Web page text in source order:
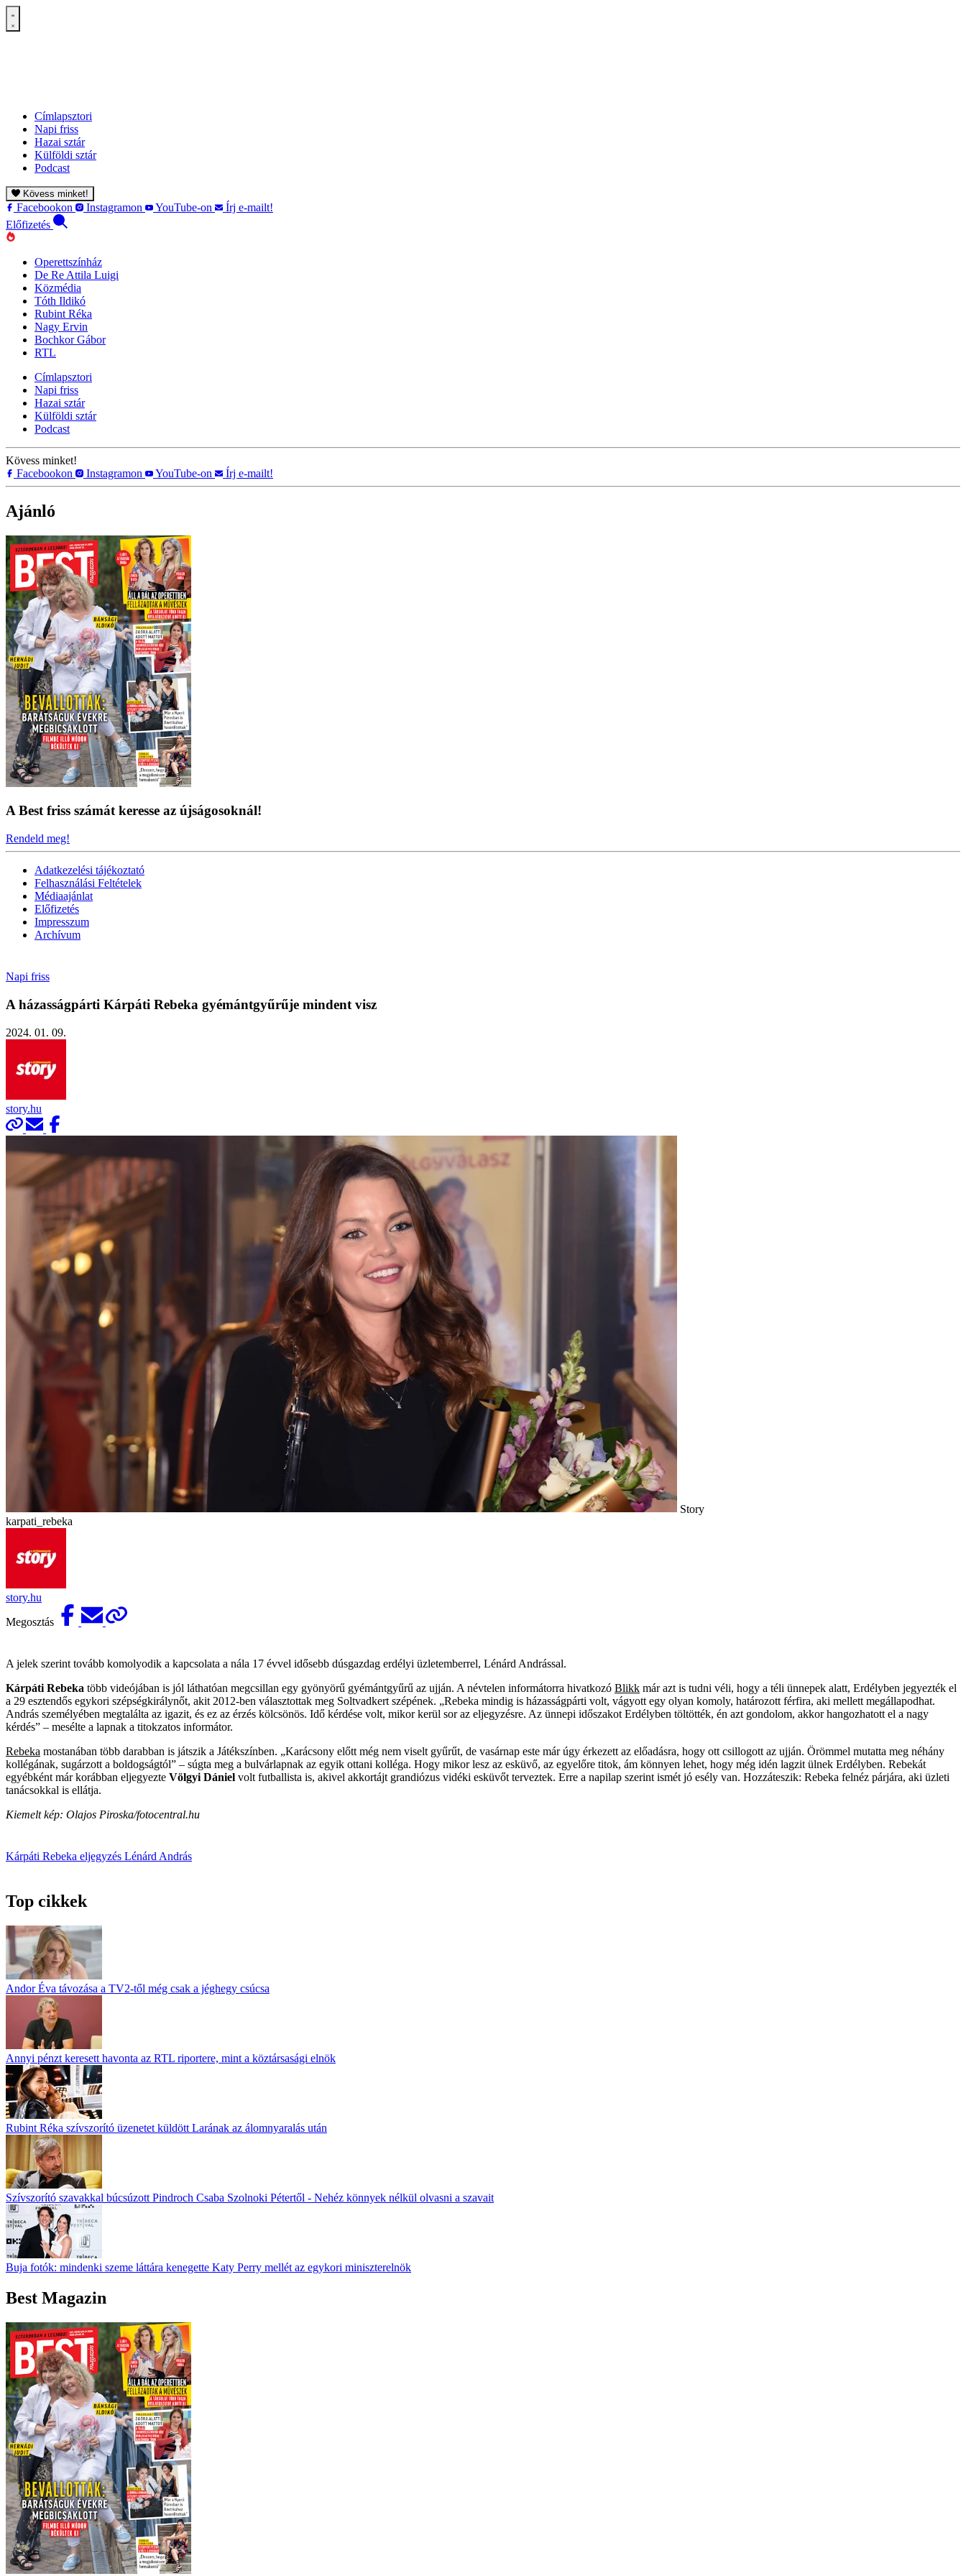
Címlapsztori
Napi friss
Hazai sztár
Külföldi sztár
Podcast
Kövess minket!
Facebookon Instagramon YouTube-on
Írj e-mailt!
Előfizetés
Operettszínház
De Re Attila Luigi
Közmédia
Tóth Ildikó
Rubint Réka
Nagy Ervin
Bochkor Gábor
RTL
Címlapsztori
Napi friss
Hazai sztár
Külföldi sztár
Podcast
Kövess minket!
Facebookon
Instagramon YouTube-on Írj e-mailt!
Ajánló
A Best friss számát keresse az újságosoknál!
Rendeld meg!
Adatkezelési tájékoztató
Felhasználási Feltételek
Médiaajánlat
Előfizetés
Impresszum
Archívum
Napi friss
A házasságpárti Kárpáti Rebeka gyémántgyűrűje mindent visz
2024. 01. 09.
story.hu
Story
karpati_rebeka
story.hu
Megosztás
A jelek szerint tovább komolyodik a kapcsolata a nála 17 évvel idősebb dúsgazdag erdélyi üzletemberrel, Lénárd Andrással.
Kárpáti Rebeka több videójában is jól láthatóan megcsillan egy gyönyörű gyémántgyűrű az ujján. A névtelen informátorra hivatkozó Blikk már azt is tudni véli, hogy a téli ünnepek alatt, Erdélyben jegyezték el
a 29 esztendős egykori szépségkirálynőt, akit 2012-ben választottak meg Soltvadkert szépének. „Rebeka mindig is házasságpárti volt, vágyott egy olyan komoly, határozott férfira, aki mellett megállapodhat.
András személyében megtalálta az igazit, és ez az érzés kölcsönös. Idő kérdése volt, mikor kerül sor az eljegyzésre. Az ünnepi időszakot Erdélyben töltötték, én azt gondolom, akkor hangozhatott el a nagy
kérdés” – mesélte a lapnak a titokzatos informátor.
Rebeka mostanában több darabban is játszik a Játékszínben. „Karácsony előtt még nem viselt gyűrűt, de vasárnap este már úgy érkezett az előadásra, hogy ott csillogott az ujján. Örömmel mutatta meg néhány
kollégának, sugárzott a boldogságtól” – súgta meg a bulvárlapnak az egyik ottani kolléga. Hogy mikor lesz az esküvő, az egyelőre titok, ám könnyen lehet, hogy még idén lagzit ülnek Erdélyben. Rebekát
egyébként már korábban eljegyezte Völgyi Dániel volt futballista is, akivel akkortájt grandiózus vidéki esküvőt terveztek. Erre a napilap szerint ismét jó esély van. Hozzáteszik: Rebeka felnéz párjára, aki üzleti
tanácsokkal is ellátja.
Kiemelt kép: Olajos Piroska/fotocentral.hu
Kárpáti Rebeka eljegyzés Lénárd András
Top cikkek
Andor Éva távozása a TV2-től még csak a jéghegy csúcsa
Annyi pénzt keresett havonta az RTL riportere, mint a köztársasági elnök
Rubint Réka szívszorító üzenetet küldött Larának az álomnyaralás után
Szívszorító szavakkal búcsúzott Pindroch Csaba Szolnoki Pétertől - Nehéz könnyek nélkül olvasni a szavait
Buja fotók: mindenki szeme láttára kenegette Katy Perry mellét az egykori miniszterelnök
Best Magazin